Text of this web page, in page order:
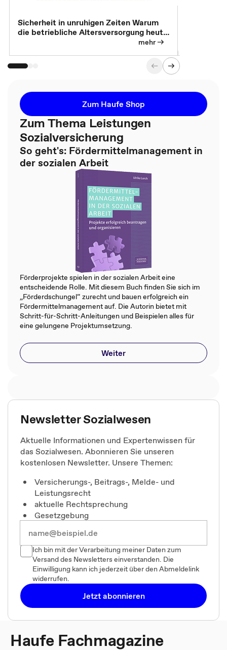
Sicherheit in unruhigen Zeiten Warum
die betriebliche Altersversorgung heute
mehr
Zum Haufe Shop
Zum Thema Leistungen
Sozialversicherung
So geht's: Fördermittelmanagement in
der sozialen Arbeit
Förderprojekte spielen in der sozialen Arbeit eine
entscheidende Rolle. Mit diesem Buch finden Sie sich im
„Förderdschungel“ zurecht und bauen erfolgreich ein
Fördermittelmanagement auf. Die Autorin bietet mit
Schritt-für-Schritt-Anleitungen und Beispielen alles für
eine gelungene Projektumsetzung.
Weiter
Newsletter Sozialwesen
Aktuelle Informationen und Expertenwissen für
das Sozialwesen. Abonnieren Sie unseren
kostenlosen Newsletter. Unsere Themen:
Versicherungs-, Beitrags-, Melde- und
Leistungsrecht
aktuelle Rechtsprechung
Gesetzgebung
Ich bin mit der Verarbeitung meiner Daten zum
Versand des Newsletters einverstanden. Die
Einwilligung kann ich jederzeit über den Abmeldelink
widerrufen.
Jetzt abonnieren
Haufe Fachmagazine